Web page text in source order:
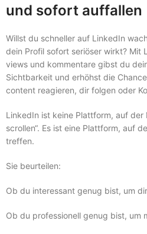
und sofort auffallen
Willst du schneller auf LinkedIn
dein Profil sofort seriöser wirkt? Mit
views und kommentare gibst du
Sichtbarkeit und erhöhst die
content reagieren, dir folgen oder
LinkedIn ist keine Plattform, auf der
scrollen“. Es ist eine Plattform, auf
treffen.
Sie beurteilen:
Ob du interessant genug bist, um
Ob du professionell genug bist, um